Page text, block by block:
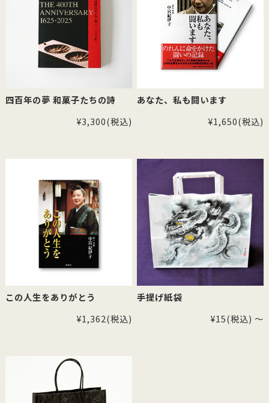
四百年の夢 和菓子たちの詩
¥3,300(税込)
あなた、私も闘います
¥1,650(税込)
この人生をありがとう
¥1,362(税込)
手提げ紙袋
¥15(税込) ～